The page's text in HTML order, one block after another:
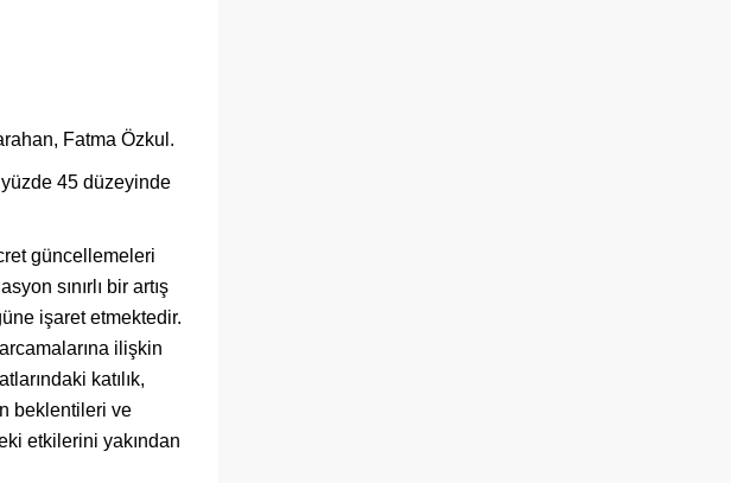
Fatma Özkul.
45 düzeyinde
güncellemeleri
sınırlı bir artış
işaret etmektedir.
ilişkin
katılık,
beklentileri ve
etkilerini yakından